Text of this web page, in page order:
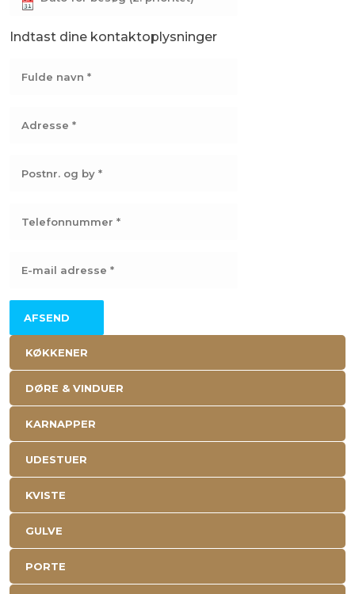
Indtast dine kontaktoplysninger
KØKKENER
DØRE & VINDUER
KARNAPPER
UDESTUER
KVISTE
GULVE
PORTE